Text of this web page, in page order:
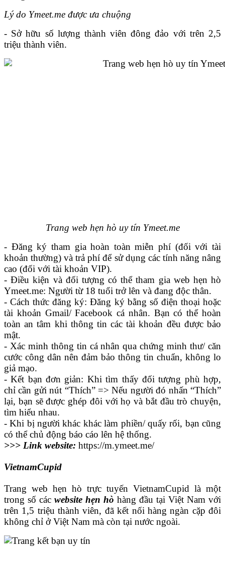
Lý do Ymeet.me được ưa chuộng
- Sở hữu số lượng thành viên đông đảo với trên 2,5
triệu thành viên.
Trang web hẹn hò uy tín Ymeet.me
- Đăng ký tham gia hoàn toàn miễn phí (đối với tài
khoản thường) và trả phí để sử dụng các tính năng nâng
cao (đối với tài khoản VIP).
- Điều kiện và đối tượng có thể tham gia web hẹn hò
Ymeet.me: Người từ 18 tuổi trở lên và đang độc thân.
- Cách thức đăng ký: Đăng ký bằng số điện thoại hoặc
tài khoản Gmail/ Facebook cá nhân. Bạn có thể hoàn
toàn an tâm khi thông tin các tài khoản đều được bảo
mật.
- Xác minh thông tin cá nhân qua chứng minh thư/ căn
cước công dân nên đảm bảo thông tin chuẩn, không lo
giả mạo.
- Kết bạn đơn giản: Khi tìm thấy đối tượng phù hợp,
chỉ cần gửi nút “Thích” => Nếu người đó nhấn “Thích”
lại, bạn sẽ được ghép đôi với họ và bắt đầu trò chuyện,
tìm hiểu nhau.
- Khi bị người khác khác làm phiền/ quấy rối, bạn cũng
có thể chủ động báo cáo lên hệ thống.
>>> Link website: https://m.ymeet.me/
VietnamCupid
Trang web hẹn hò trực tuyến VietnamCupid là một
trong số các website hẹn hò hàng đầu tại Việt Nam với
trên 1,5 triệu thành viên, đã kết nối hàng ngàn cặp đôi
không chỉ ở Việt Nam mà còn tại nước ngoài.